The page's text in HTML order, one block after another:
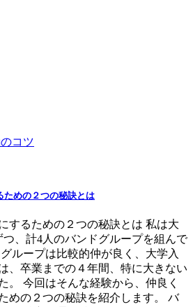
コツ
ための２つの秘訣とは
するための２つの秘訣とは 私は大
、計4人のバンドグループを組んで
ループは比較的仲が良く、大学入
、卒業までの４年間、特に大きない
。 今回はそんな経験から、仲良く
めの２つの秘訣を紹介します。 バ